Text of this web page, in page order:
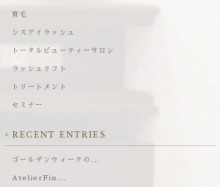
育毛
シスアイラッシュ
トータルビューティーサロン
ラッシュリフト
トリートメント
セミナー
RECENT ENTRIES
ゴールデンウィークの...
AtelierFin...